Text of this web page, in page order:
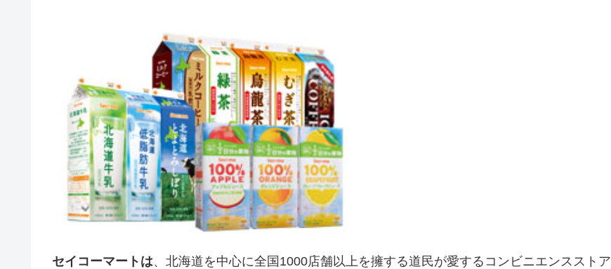
セイコーマートは、北海道を中心に全国1000店舗以上を擁する道民が愛するコンビニエンスストア